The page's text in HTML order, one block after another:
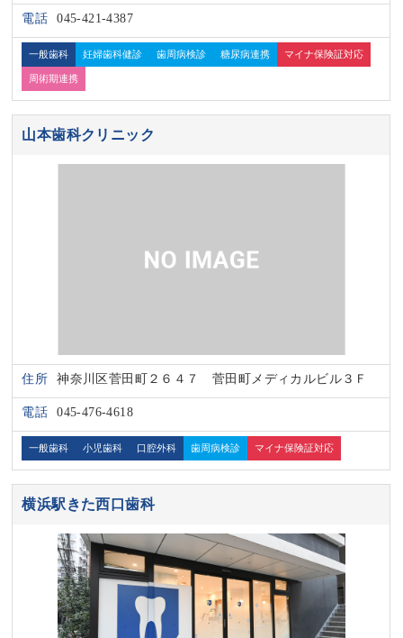
電話 045-421-4387
一般歯科 妊婦歯科健診 歯周病検診 糖尿病連携 マイナ保険証対応
周術期連携
山本歯科クリニック
住所 神奈川区菅田町２６４７ 菅田町メディカルビル３Ｆ
電話 045-476-4618
一般歯科 小児歯科 口腔外科 歯周病検診 マイナ保険証対応
横浜駅きた西口歯科